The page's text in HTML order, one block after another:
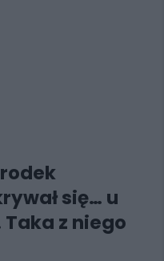
się… u
z niego